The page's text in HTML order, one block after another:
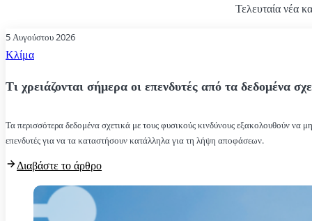
Τελευταία νέα
5 Αυγούστου 2026
Κλίμα
Τι χρειάζονται σήμερα οι επενδυτές από τα δεδομένα
Τα περισσότερα δεδομένα σχετικά με τους φυσικούς κινδύνους εξακολουθούν να
επενδυτές για να τα καταστήσουν κατάλληλα για τη λήψη αποφάσεων.
Διαβάστε το άρθρο